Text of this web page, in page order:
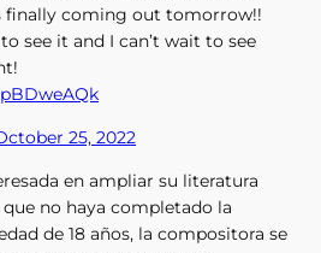
finally coming out tomorrow!!
see it and I can’t wait to see
25, 2022
en ampliar su literatura
no haya completado la
de 18 años, la compositora se